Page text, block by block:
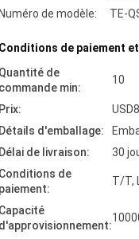
Numéro de modèle:
TE-
Conditions de paiement
Quantité de
commande min:
10
Prix:
Détails d'emballage:
Délai de livraison:
30
Conditions de
paiement:
T/T,
Capacité
d'approvisionnement: